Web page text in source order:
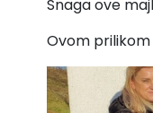
Snaga ove
Ovom prilikom